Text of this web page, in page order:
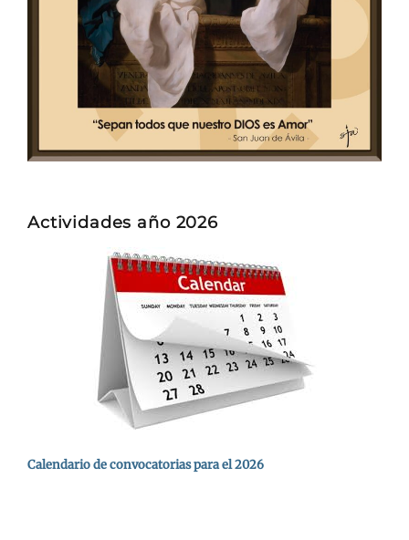
Actividades año 2026
Calendario de convocatorias para el 2026